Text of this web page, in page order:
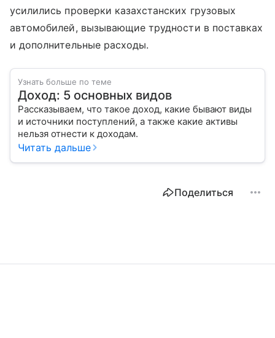
усилились проверки казахстанских грузовых
автомобилей, вызывающие трудности в поставках
и дополнительные расходы.
Узнать больше по теме
Доход: 5 основных видов
Рассказываем, что такое доход, какие бывают виды
и источники поступлений, а также какие активы
нельзя отнести к доходам.
Читать дальше
Поделиться